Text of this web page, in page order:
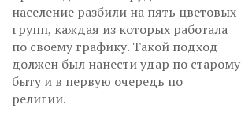
население разбили на пять цветовых
групп, каждая из которых работала
по своему графику. Такой подход
должен был нанести удар по старому
быту и в первую очередь по
религии.